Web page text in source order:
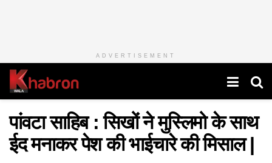
ADVERTISEMENT
पांवटा साहिब : सिखों ने मुस्लिमो के साथ
ईद मनाकर पेश की भाईचारे की मिसाल |